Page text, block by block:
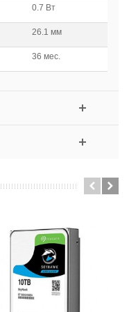
0.7 Вт
26.1 мм
36 мес.